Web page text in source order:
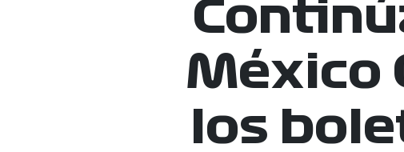
México
los